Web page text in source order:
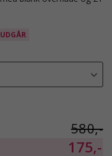
UDGÅR
580,-
175,-